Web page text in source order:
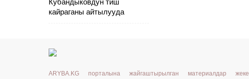
Кубандыковдун тиш
кайраганы айтылууда
ARYBA.KG порталына жайгаштырылган материалдар жеке